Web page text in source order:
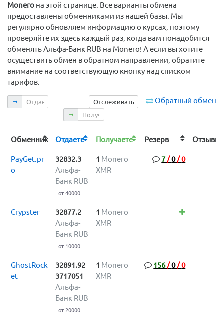
Monero на этой странице. Все варианты обмена
предоставлены обменниками из нашей базы. Мы
регулярно обновляем информацию о курсах, поэтому
проверяйте их здесь каждый раз, когда вам понадобится
обменять Альфа-Банк RUB на Monero! А если вы хотите
осуществить обмен в обратном направлении, обратите
внимание на соответствующую кнопку над списком
тарифов.
Обратный обмен
Отслеживать
Отдаете
Получаете
Обменник Отдаете Получаете Резерв
PayGet.pr
o
32832.3
Альфа-
Банк RUB
от 40000
1 Monero
XMR
7/0/0
Crypster
32877.2
Альфа-
Банк RUB
от 10000
1 Monero
XMR
GhostRock
et
32891.92
3717051
Альфа-
Банк RUB
от 20000
1 Monero
XMR
156/0/0